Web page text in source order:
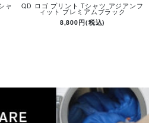
ャ QD ロゴ プリント Tシャツ アジアンフ
ィット プレミアムブラック
8,800円(税込)